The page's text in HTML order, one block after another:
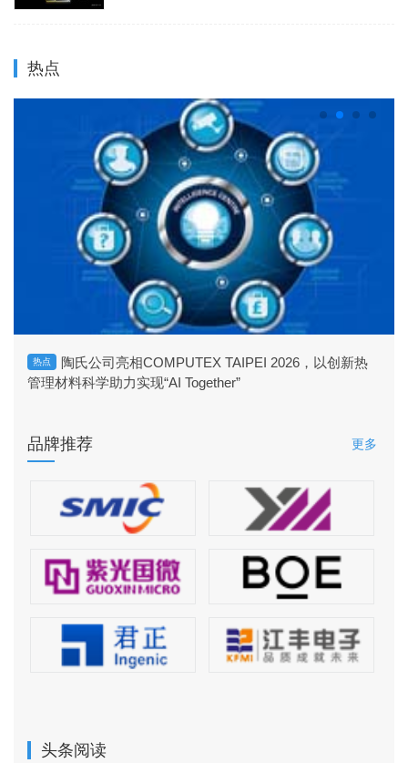
热点
热点
陶氏公司亮相COMPUTEX TAIPEI 2026，以创新热
管理材料科学助力实现“AI Together”
品牌推荐 更多
头条阅读